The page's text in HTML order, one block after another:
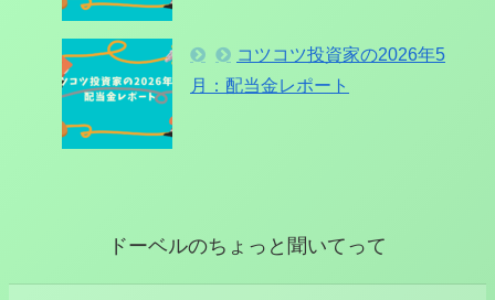
コツコツ投資家の2026年5
月：配当金レポート
ドーベルのちょっと聞いてって